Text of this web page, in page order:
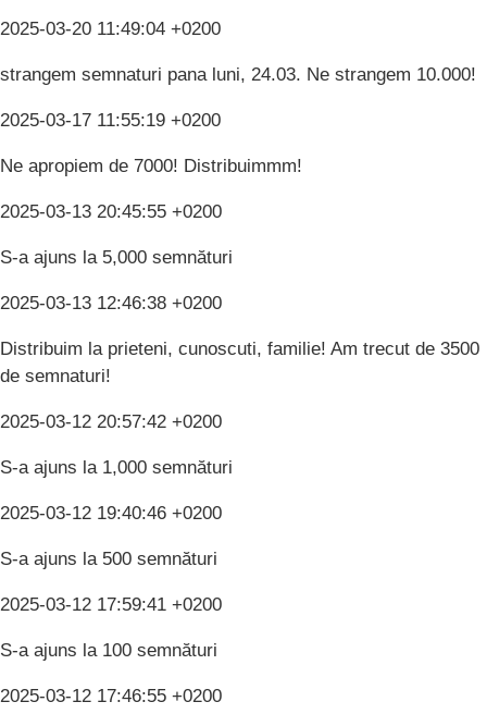
2025-03-20 11:49:04 +0200
strangem semnaturi pana luni, 24.03. Ne strangem 10.000!
2025-03-17 11:55:19 +0200
Ne apropiem de 7000! Distribuimmm!
2025-03-13 20:45:55 +0200
S-a ajuns la 5,000 semnături
2025-03-13 12:46:38 +0200
Distribuim la prieteni, cunoscuti, familie! Am trecut de 3500
de semnaturi!
2025-03-12 20:57:42 +0200
S-a ajuns la 1,000 semnături
2025-03-12 19:40:46 +0200
S-a ajuns la 500 semnături
2025-03-12 17:59:41 +0200
S-a ajuns la 100 semnături
2025-03-12 17:46:55 +0200